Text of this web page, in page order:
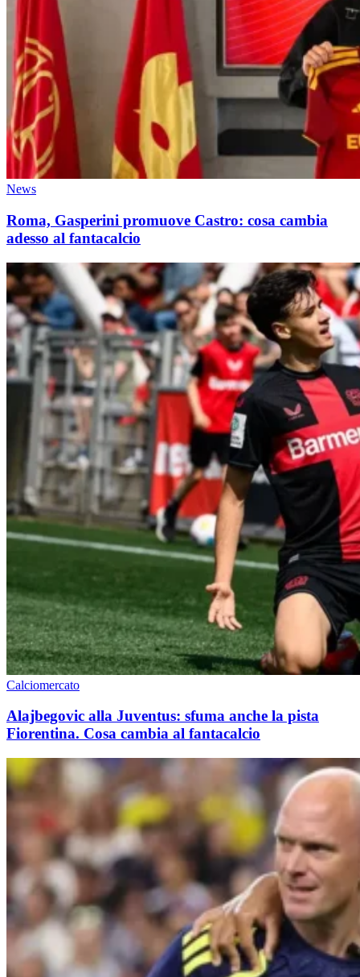
News
Roma, Gasperini promuove Castro: cosa cambia
adesso al fantacalcio
Calciomercato
Alajbegovic alla Juventus: sfuma anche la pista
Fiorentina. Cosa cambia al fantacalcio